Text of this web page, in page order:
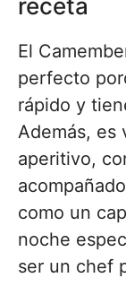
receta
El
perfecto
rápido y
Además, es
aperitivo,
como un
noche
ser un chef